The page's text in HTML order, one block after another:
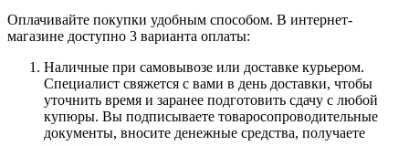
Оплачивайте покупки удобным способом. В интернет-
магазине доступно 3 варианта оплаты:
Наличные при самовывозе или доставке курьером.
Специалист свяжется с вами в день доставки, чтобы
уточнить время и заранее подготовить сдачу с любой
купюры. Вы подписываете товаросопроводительные
документы, вносите денежные средства, получаете